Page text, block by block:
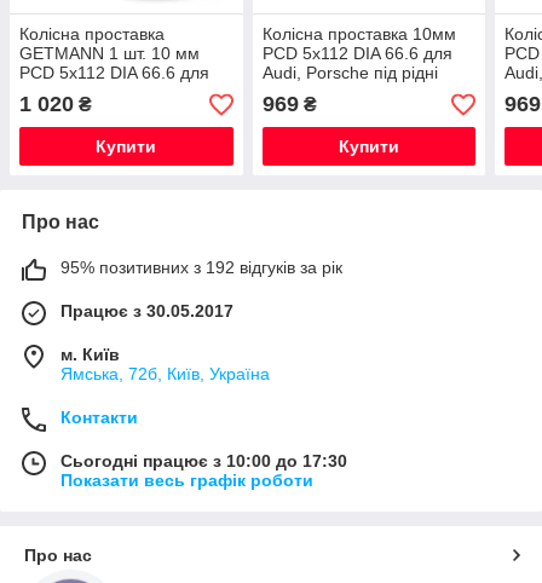
Колісна проставка
GETMANN 1 шт. 10 мм
PCD 5x112 DIA 66.6 для
Audi, Porsche (Кована)
тільки під рідні диски
1 020 ₴
Купити
Колісна проставка 10мм
PCD 5x112 DIA 66.6 для
Audi, Porsche під рідні
диски (Кована)
969₴
Купити
969
Про нас
95% позитивних з 192 відгуків за рік
Працює з 30.05.2017
м. Київ
Ямська, 72б, Київ, Україна
Контакти
Сьогодні працює з 10:00 до 17:30
Показати весь графік роботи
Про нас